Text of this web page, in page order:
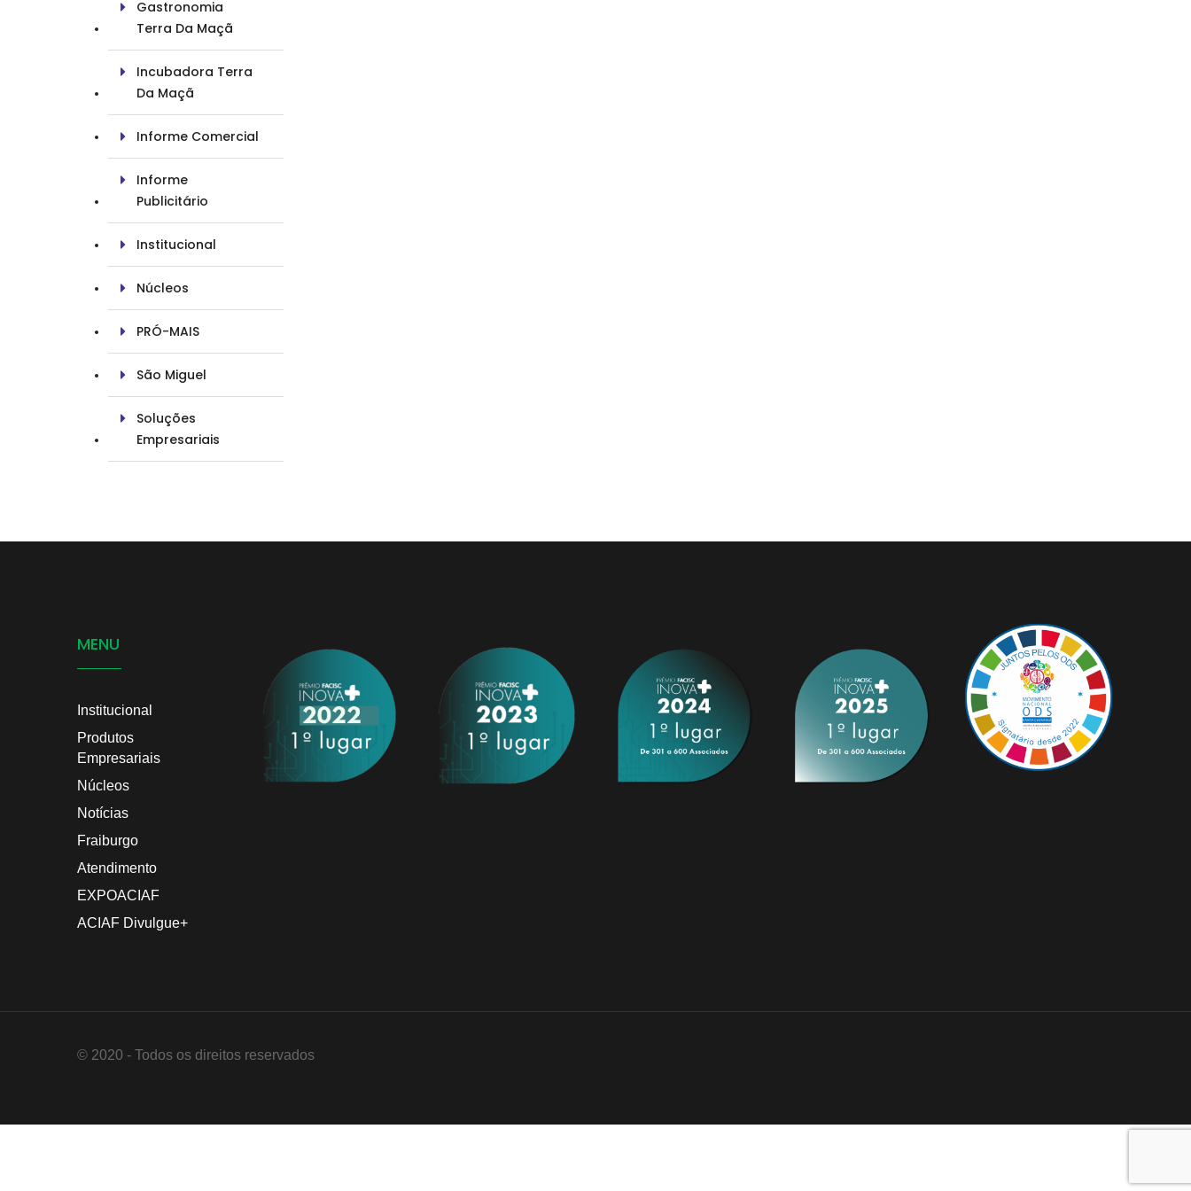
Gastronomia
Terra Da Maçã
Incubadora Terra
Da Maçã
Informe Comercial
Informe
Publicitário
Institucional
Núcleos
PRÓ-MAIS
São Miguel
Soluções
Empresariais
MENU
Institucional
Produtos
Empresariais
Núcleos
Notícias
Fraiburgo
Atendimento
EXPOACIAF
ACIAF Divulgue+
© 2020 - Todos os direitos reservados